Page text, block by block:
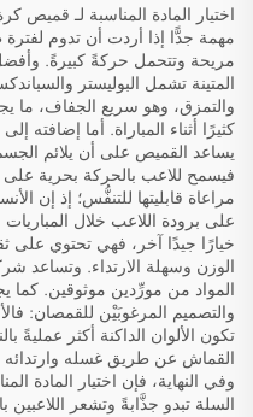
اختيار المادة المناسبة لـ قميص
مهمة جدًّا إذا أردت أن تدوم
مريحة وتتحمل حركةً كبيرةً.
المتينة تشمل البوليستر
والتمزق، وهو سريع الجفاف، ما
كثيرًا أثناء المباراة. أما إضافته
يساعد القميص على أن يلائم
فيسمح للاعب بالحركة بحرية على
مراعاة قابليتها للتنفُّس؛ إذ إن
خيارًا جيدًا آخر، فهي تحتوي على
الوزن وسهلة الارتداء. وتساعد
المواد من مورِّدين موثوقين. كما
والتصميم المرغوبَيْن للقمصان:
تكون الألوان الداكنة أكثر عمليةً
القماش عن طريق غسله وارتدائه
وفي النهاية، فإن اختيار المادة
السلة تبدو جذَّابةً وتشعر اللاعبين